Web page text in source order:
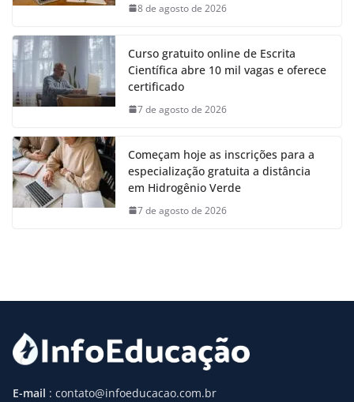
8 de agosto de 2026
Curso gratuito online de Escrita
Científica abre 10 mil vagas e oferece
certificado
7 de agosto de 2026
Começam hoje as inscrições para a
especialização gratuita a distância
em Hidrogênio Verde
7 de agosto de 2026
E-mail : contato@infoeducacao.com.br